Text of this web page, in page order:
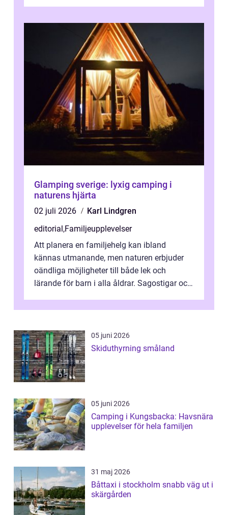
Glamping sverige: lyxig camping i
naturens hjärta
02 juli 2026
Karl Lindgren
editorial ,Familjeupplevelser
Att planera en familjehelg kan ibland
kännas utmanande, men naturen erbjuder
oändliga möjligheter till både lek och
lärande för barn i alla åldrar. Sagostigar och
05 juni 2026
Skiduthyrning småland
05 juni 2026
Camping i Kungsbacka: Havsnära
upplevelser för hela familjen
31 maj 2026
Båttaxi i stockholm snabb väg ut i
skärgården